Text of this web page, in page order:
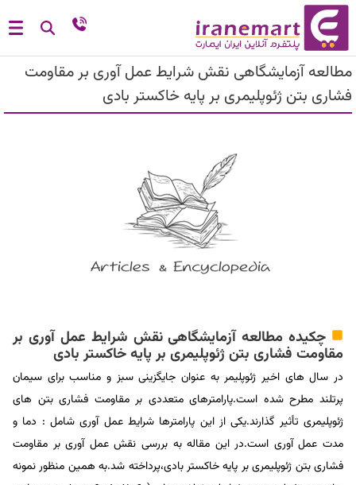
مطالعه آزمایشگاهی نقش شرایط عمل آوری بر مقاومت
فشاری بتن ژئوپلیمری بر پایه خاکستر بادی
چکیده مطالعه آزمایشگاهی نقش شرایط عمل آوری بر
مقاومت فشاری بتن ژئوپلیمری بر پایه خاکستر بادی
در سال های اخیر ژئوپلیمر به عنوان جایگزینی سبز و مناسب برای سیمان
پرتلند مطرح شده است.پارامترهای متعددی بر مقاومت فشاری بتن های
ژئوپلیمری تأثیر گذارند.یکی از این پارامترها شرایط عمل آوری شامل : دما و
مدت عمل آوری است.در این مقاله به بررسی نقش عمل آوری بر مقاومت
فشاری بتن ژئوپلیمری بر پایه خاکستر بادی،پرداخته شد.به همین منظور نمونه